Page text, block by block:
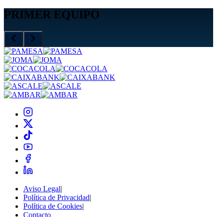
PRIMER EQUIPO
Aviso Legal|
Política de Privacidad|
Política de Cookies|
Contacto